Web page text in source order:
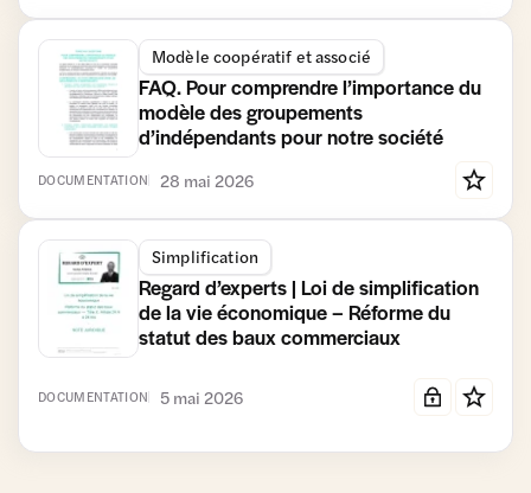
Modèle coopératif et associé
FAQ. Pour comprendre l’importance du
modèle des groupements
d’indépendants pour notre société
DOCUMENTATION 28 mai 2026
Simplification
Regard d’experts | Loi de simplification
de la vie économique – Réforme du
statut des baux commerciaux
DOCUMENTATION 5 mai 2026